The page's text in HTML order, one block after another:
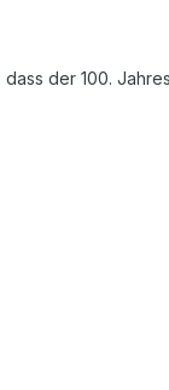
der 100.